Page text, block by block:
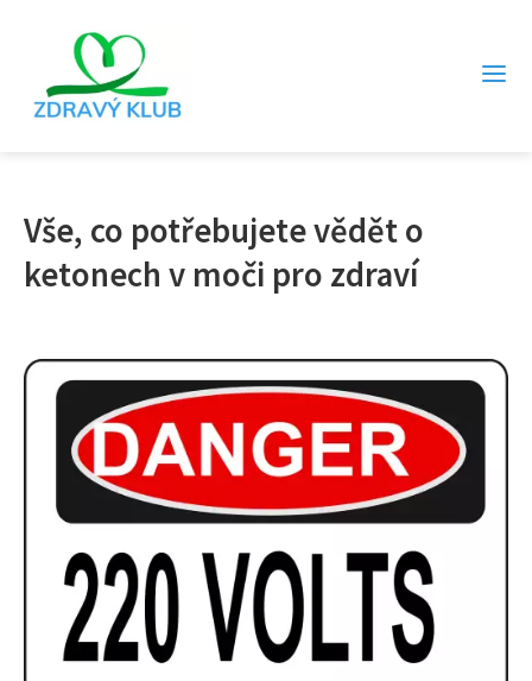
Vše, co potřebujete vědět o
ketonech v moči pro zdraví